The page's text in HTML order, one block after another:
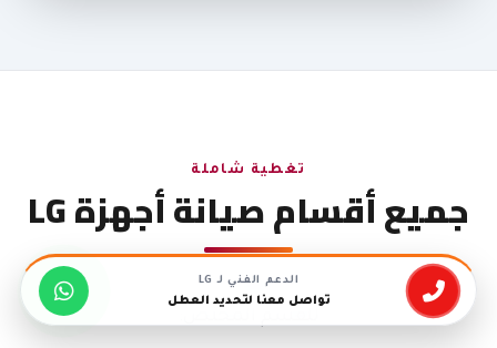
تغطية شاملة
جميع أقسام صيانة أجهزة LG
نحن مركز شامل، اختر الجهاز الذي تود صيانته للانتقال
الدعم الفني لـ LG
تواصل معنا لتحديد العطل